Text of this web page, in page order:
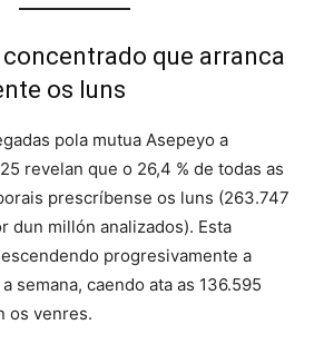
que arranca
os luns
pola mutua Asepeyo a
revelan que o 26,4 % de todas as
prescríbense os luns (263.747
dun millón analizados). Esta
progresivamente a
semana, caendo ata as 136.595
os venres.